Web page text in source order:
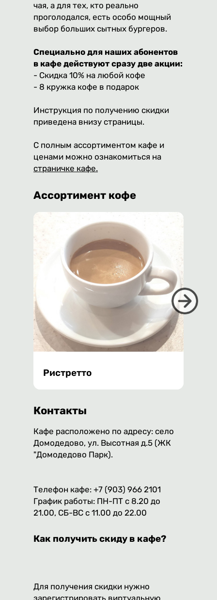
чая, а для тех, кто реально
проголодался, есть особо мощный
выбор больших сытных бургеров.
Специально для наших абонентов
в кафе действуют сразу две акции:
- Скидка 10% на любой кофе
- 8 кружка кофе в подарок
Инструкция по получению скидки
приведена внизу страницы.
С полным ассортиментом кафе и
ценами можно ознакомиться на
страничке кафе.
Ассортимент кофе
Ристретто
Контакты
Кафе расположено по адресу: село
Домодедово, ул. Высотная д.5 (ЖК
"Домодедово Парк).
Телефон кафе: +7 (903) 966 2101
График работы: ПН-ПТ с 8.20 до
21.00, СБ-ВС с 11.00 до 22.00
Как получить скиду в кафе?
Для получения скидки нужно